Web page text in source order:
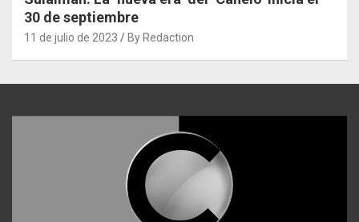
30 de septiembre
11 de julio de 2023 By Redaction